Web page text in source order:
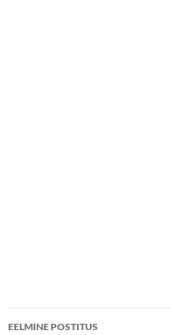
Postituste
EELMINE POSTITUS